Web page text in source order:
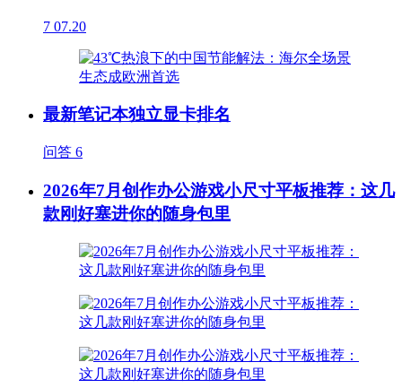
7 07.20
最新笔记本独立显卡排名
问答 6
2026年7月创作办公游戏小尺寸平板推荐：这几
款刚好塞进你的随身包里